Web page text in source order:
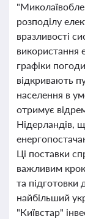
розподілу
вразливості
використання
графіки
відкривають
населення в
отримує
Нідерландів,
Ці поставки
важливим
та підготовки
найбільший
"Київстар"